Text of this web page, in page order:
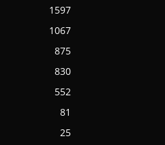
1597
1067
875
830
552
81
25